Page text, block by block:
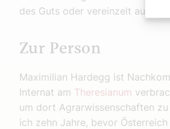
des Guts oder vereinzelt auch
Zur Person
Maximilian Hardegg ist
Internat am Theresianum
um dort Agrarwissenschaften
ich zehn Jahre, bevor